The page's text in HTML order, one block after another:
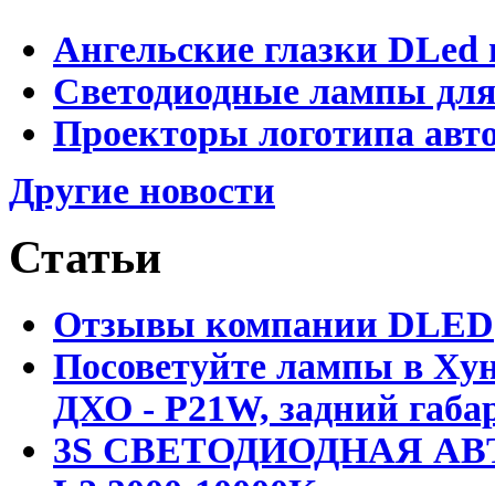
Ангельские глазки DLed
Светодиодные лампы
Проекторы логотипа
Другие новости
Статьи
Отзывы компании DLED
Посоветуйте лампы в
ДХО - P21W, задний
3S СВЕТОДИОДНАЯ